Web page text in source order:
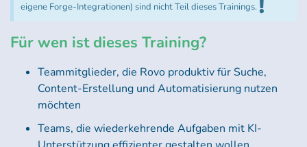
eigene Forge-Integrationen) sind nicht Teil dieses Trainings.
Für wen ist dieses Training?
Teammitglieder, die Rovo produktiv für Suche,
Content-Erstellung und Automatisierung nutzen
möchten
Teams, die wiederkehrende Aufgaben mit KI-